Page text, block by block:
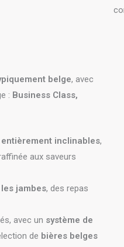
belge, avec
: Business Class,
inclinables,
aux saveurs
jambes, des repas
avec un système de
de bières belges